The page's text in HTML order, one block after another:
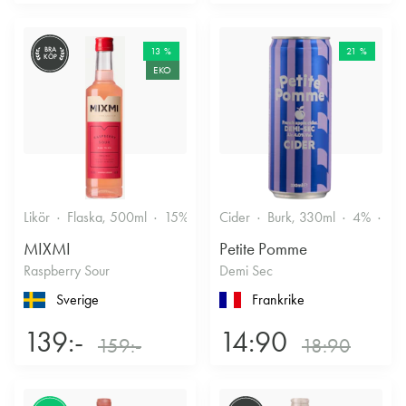
BRA
KÖP
13 %
EKO
Likör Flaska, 500ml 15% Annan likör
MIXMI
Raspberry Sour
Sverige
139:- 159:-
21 %
Cider Burk, 330ml 4%
Petite Pomme
Demi Sec
Frankrike
14:90 18:90